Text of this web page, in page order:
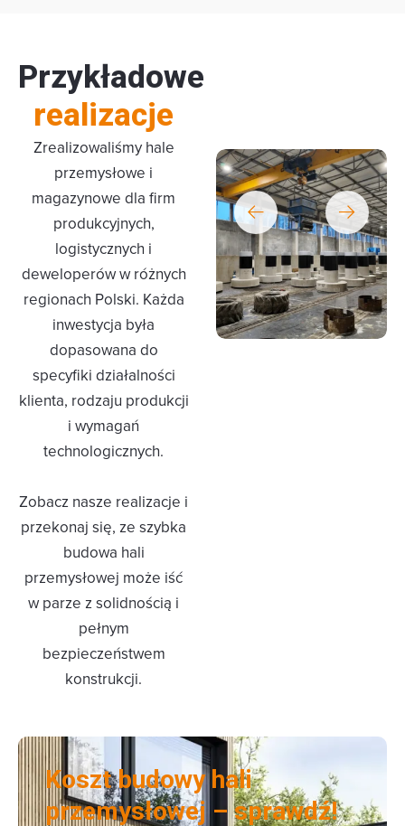
Przykładowe
realizacje
Zrealizowaliśmy hale
przemysłowe i
magazynowe dla firm
produkcyjnych,
logistycznych i
deweloperów w różnych
regionach Polski. Każda
inwestycja była
dopasowana do
specyfiki działalności
klienta, rodzaju produkcji
i wymagań
technologicznych.
Zobacz nasze realizacje i
przekonaj się, ze szybka
budowa hali
przemysłowej może iść
w parze z solidnością i
pełnym
bezpieczeństwem
konstrukcji.
Koszt budowy hali
przemysłowej – sprawdź!